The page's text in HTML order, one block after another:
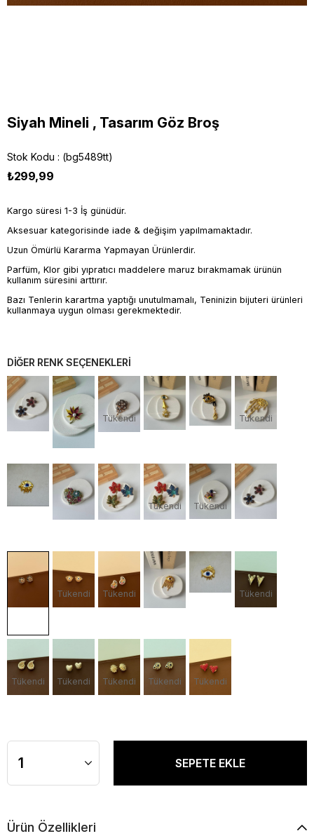
Siyah Mineli , Tasarım Göz Broş
Stok Kodu (bg5489tt)
₺299,99
Kargo süresi 1-3 İş günüdür.
Aksesuar kategorisinde iade & değişim yapılmamaktadır.
Uzun Ömürlü Kararma Yapmayan Ürünlerdir.
Parfüm, Klor gibi yıpratıcı maddelere maruz bırakmamak ürünün
kullanım süresini arttırır.
Bazı Tenlerin karartma yaptığı unutulmamalı, Teninizin bijuteri ürünleri
kullanmaya uygun olması gerekmektedir.
DİĞER RENK SEÇENEKLERİ
Tükendi Tükendi
Tükendi Tükendi
Tükendi Tükendi Tükendi
Tükendi Tükendi Tükendi Tükendi Tükendi
Ürün Özellikleri